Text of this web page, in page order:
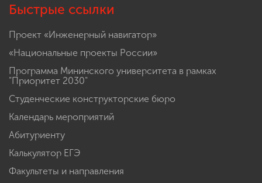
Быстрые ссылки
Проект «Инженерный навигатор»
«Национальные проекты России»
Программа Мининского университета в рамках
"Приоритет 2030"
Студенческие конструкторские бюро
Календарь мероприятий
Абитуриенту
Калькулятор ЕГЭ
Факультеты и направления